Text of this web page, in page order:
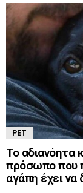
PET
Το αδιανόητα
πρόσωπο που
αγάπη έχει